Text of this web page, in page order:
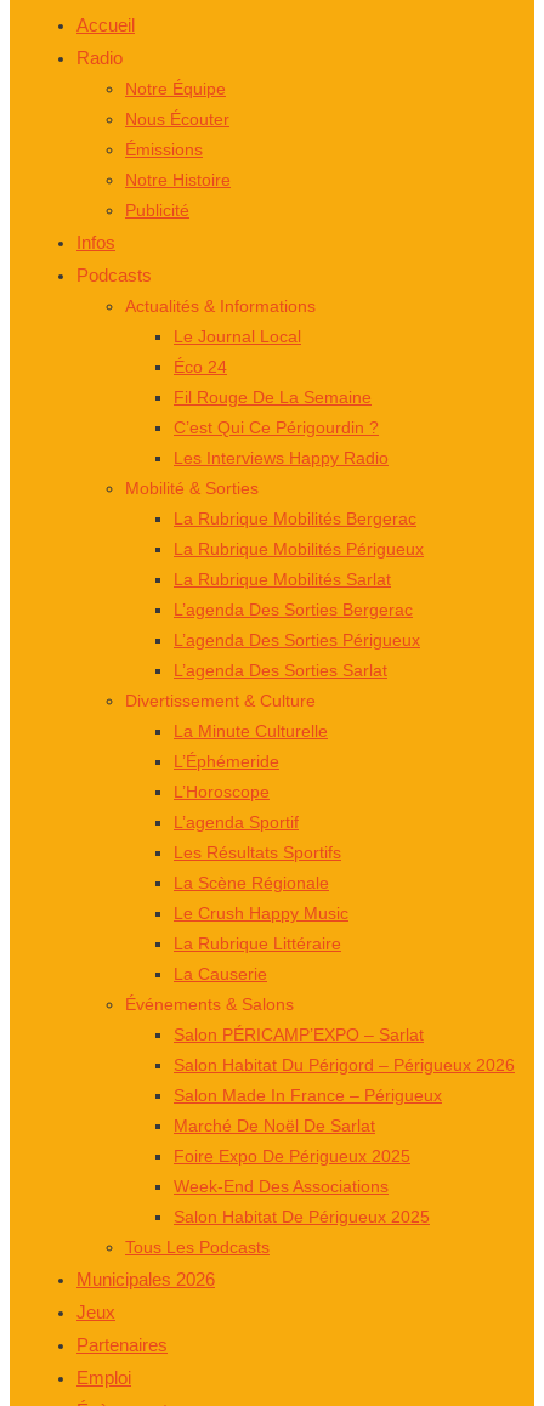
Accueil
Radio
Notre Équipe
Nous Écouter
Émissions
Notre Histoire
Publicité
Infos
Podcasts
Actualités & Informations
Le Journal Local
Éco 24
Fil Rouge De La Semaine
C’est Qui Ce Périgourdin ?
Les Interviews Happy Radio
Mobilité & Sorties
La Rubrique Mobilités Bergerac
La Rubrique Mobilités Périgueux
La Rubrique Mobilités Sarlat
L’agenda Des Sorties Bergerac
L’agenda Des Sorties Périgueux
L’agenda Des Sorties Sarlat
Divertissement & Culture
La Minute Culturelle
L’Éphémeride
L’Horoscope
L’agenda Sportif
Les Résultats Sportifs
La Scène Régionale
Le Crush Happy Music
La Rubrique Littéraire
La Causerie
Événements & Salons
Salon PÉRICAMP’EXPO – Sarlat
Salon Habitat Du Périgord – Périgueux 2026
Salon Made In France – Périgueux
Marché De Noël De Sarlat
Foire Expo De Périgueux 2025
Week-End Des Associations
Salon Habitat De Périgueux 2025
Tous Les Podcasts
Municipales 2026
Jeux
Partenaires
Emploi